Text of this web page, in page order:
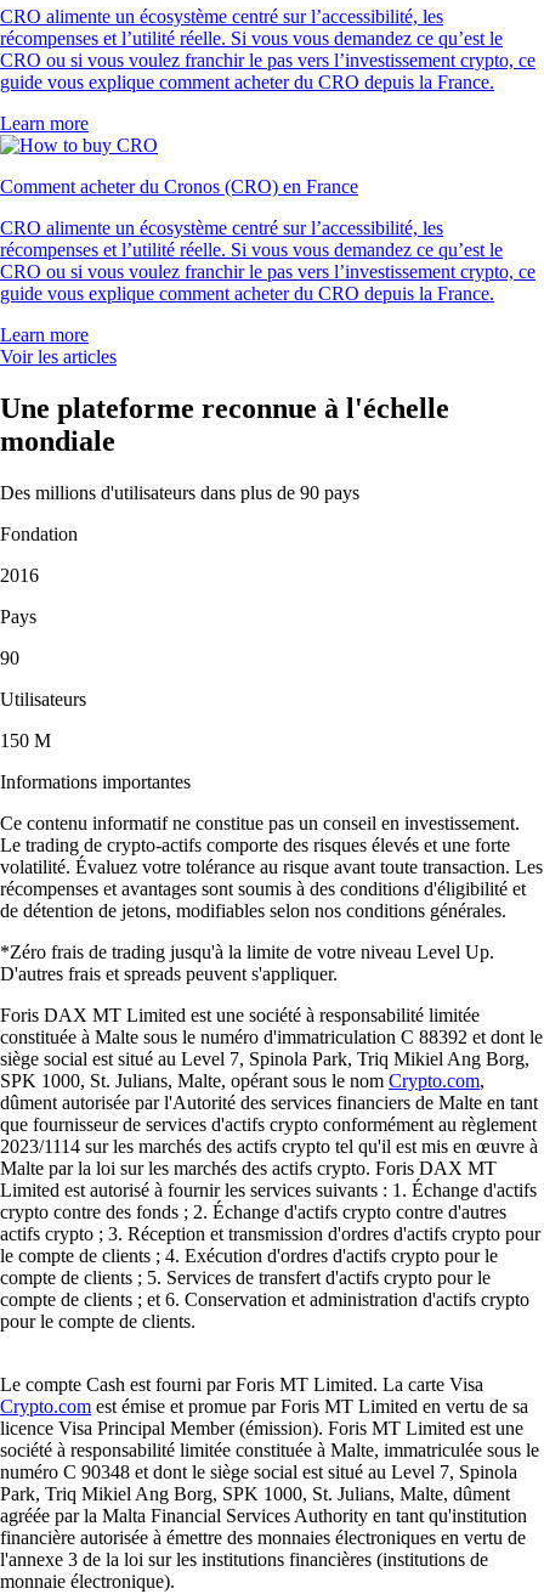
CRO alimente un écosystème centré sur l’accessibilité, les
récompenses et l’utilité réelle. Si vous vous demandez ce qu’est le
CRO ou si vous voulez franchir le pas vers l’investissement crypto, ce
guide vous explique comment acheter du CRO depuis la France.
Learn more
Comment acheter du Cronos (CRO) en France
CRO alimente un écosystème centré sur l’accessibilité, les
récompenses et l’utilité réelle. Si vous vous demandez ce qu’est le
CRO ou si vous voulez franchir le pas vers l’investissement crypto, ce
guide vous explique comment acheter du CRO depuis la France.
Learn more
Voir les articles
Une plateforme reconnue à l'échelle
mondiale
Des millions d'utilisateurs dans plus de 90 pays
Fondation
2016
Pays
90
Utilisateurs
150 M
Informations importantes
Ce contenu informatif ne constitue pas un conseil en investissement.
Le trading de crypto-actifs comporte des risques élevés et une forte
volatilité. Évaluez votre tolérance au risque avant toute transaction. Les
récompenses et avantages sont soumis à des conditions d'éligibilité et
de détention de jetons, modifiables selon nos conditions générales.
*Zéro frais de trading jusqu'à la limite de votre niveau Level Up.
D'autres frais et spreads peuvent s'appliquer.
Foris DAX MT Limited est une société à responsabilité limitée
constituée à Malte sous le numéro d'immatriculation C 88392 et dont le
siège social est situé au Level 7, Spinola Park, Triq Mikiel Ang Borg,
SPK 1000, St. Julians, Malte, opérant sous le nom Crypto.com,
dûment autorisée par l'Autorité des services financiers de Malte en tant
que fournisseur de services d'actifs crypto conformément au règlement
2023/1114 sur les marchés des actifs crypto tel qu'il est mis en œuvre à
Malte par la loi sur les marchés des actifs crypto. Foris DAX MT
Limited est autorisé à fournir les services suivants : 1. Échange d'actifs
crypto contre des fonds ; 2. Échange d'actifs crypto contre d'autres
actifs crypto ; 3. Réception et transmission d'ordres d'actifs crypto pour
le compte de clients ; 4. Exécution d'ordres d'actifs crypto pour le
compte de clients ; 5. Services de transfert d'actifs crypto pour le
compte de clients ; et 6. Conservation et administration d'actifs crypto
pour le compte de clients.
Le compte Cash est fourni par Foris MT Limited. La carte Visa
Crypto.com est émise et promue par Foris MT Limited en vertu de sa
licence Visa Principal Member (émission). Foris MT Limited est une
société à responsabilité limitée constituée à Malte, immatriculée sous le
numéro C 90348 et dont le siège social est situé au Level 7, Spinola
Park, Triq Mikiel Ang Borg, SPK 1000, St. Julians, Malte, dûment
agréée par la Malta Financial Services Authority en tant qu'institution
financière autorisée à émettre des monnaies électroniques en vertu de
l'annexe 3 de la loi sur les institutions financières (institutions de
monnaie électronique).